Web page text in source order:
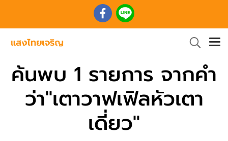
ค้นพบ 1 รายการ จากคำ
ว่า"เตาวาฟเฟิลหัวเตา
เดี่ยว"